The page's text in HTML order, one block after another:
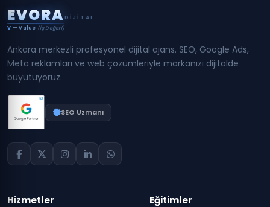
EVORA DIJITAL
V — Value (İş Değeri)
Ankara merkezli profesyonel dijital ajans. SEO, Google Ads,
Meta reklamları ve web çözümleriyle markanızı dijitalde
büyütüyoruz.
SEO Uzmanı
Hizmetler Eğitimler